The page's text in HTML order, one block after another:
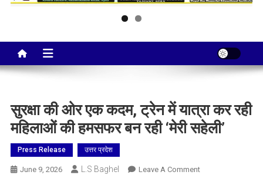
सुरक्षा की ओर एक कदम, ट्रेन में यात्रा कर रही
महिलाओं की हमसफर बन रही ‘मेरी सहेली’
Press Release उत्तर प्रदेश
June 9, 2026 L.S Baghel Leave A CommentOn